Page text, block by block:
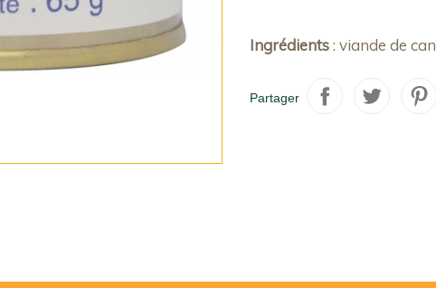
Ingrédients: viande de
Partager